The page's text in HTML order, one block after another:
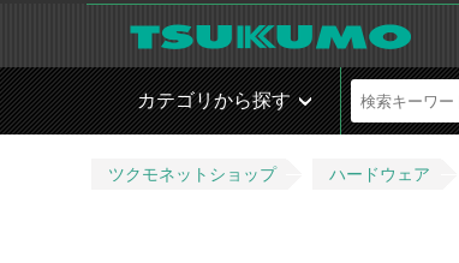
カテゴリから探す
ツクモネットショップ ハードウェア